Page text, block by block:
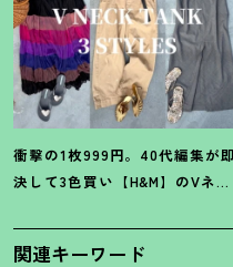
衝撃の1枚999円。40代編集が即
決して3色買い【H&M】のVネッ
3選
関連キーワード